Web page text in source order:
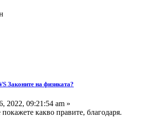
Законите на физиката?
2022, 09:21:54 am »
покажете какво правите, благодаря.